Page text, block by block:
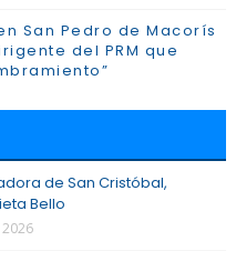
San Pedro de Macorís
del PRM que
de San Cristóbal,
Bello